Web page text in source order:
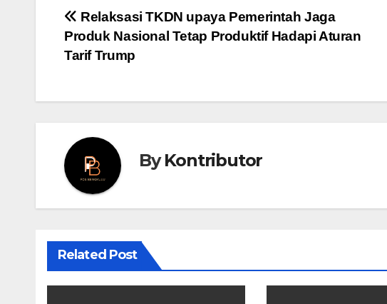
Post
navigation
Relaksasi TKDN upaya Pemerintah Jaga
Produk Nasional Tetap Produktif Hadapi Aturan
Tarif Trump
ByKontributor
Related Post